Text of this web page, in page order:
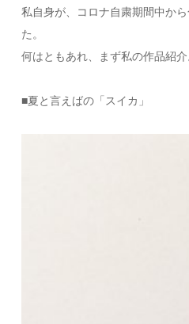
私自身が、コロナ自粛期間中か
た。
何はともあれ、まず私の作品紹介
■夏と言えばの「スイカ」